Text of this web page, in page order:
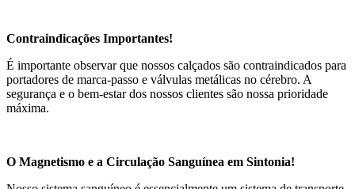
Contraindicações Importantes!
É importante observar que nossos calçados são contraindicados para
portadores de marca-passo e válvulas metálicas no cérebro. A
segurança e o bem-estar dos nossos clientes são nossa prioridade
máxima.
O Magnetismo e a Circulação Sanguínea em Sintonia!